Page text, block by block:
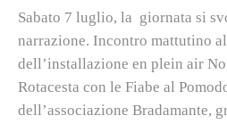
Sabato 7 luglio, la giornata si
narrazione. Incontro mattutino
dell’installazione en plein air
Rotacesta con le Fiabe al
dell’associazione Bradamante,